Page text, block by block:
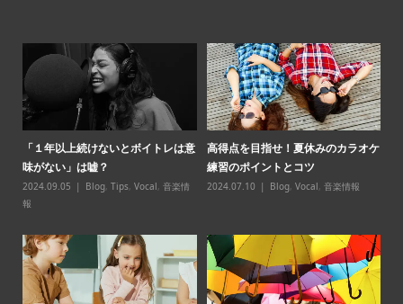
「１年以上続けないとボイトレは意
味がない」は嘘？
2024.09.05 Blog, Tips, Vocal, 音楽情
報
高得点を目指せ！夏休みのカラオケ
練習のポイントとコツ
2024.07.10 Blog, Vocal, 音楽情報